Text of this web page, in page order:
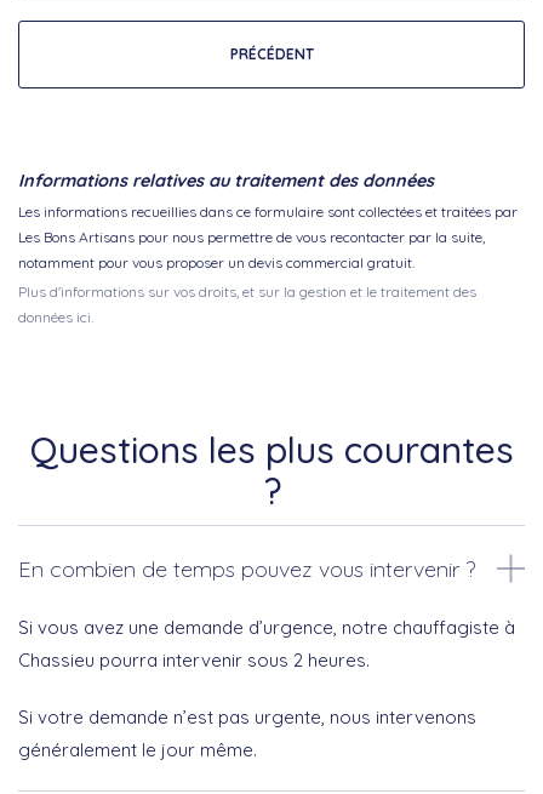
PRÉCÉDENT
Informations relatives au traitement des données
Les informations recueillies dans ce formulaire sont collectées et traitées par
Les Bons Artisans pour nous permettre de vous recontacter par la suite,
notamment pour vous proposer un devis commercial gratuit.
Plus d'informations sur vos droits, et sur la gestion et le traitement des
données ici.
Questions les plus courantes
?
En combien de temps pouvez vous intervenir ?
Si vous avez une demande d’urgence, notre chauffagiste à
Chassieu pourra intervenir sous 2 heures.
Si votre demande n’est pas urgente, nous intervenons
généralement le jour même.